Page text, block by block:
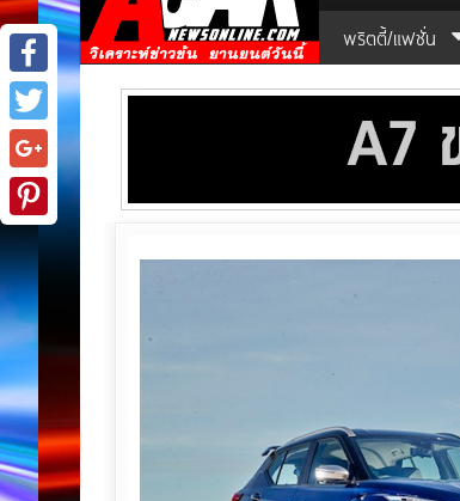
พริตตี้/แฟชั่น
Facebook
Twitter
Google+